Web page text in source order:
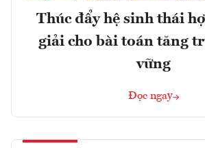
Thúc đẩy hệ sinh thái
giải cho bài toán tăng
vững
Đọc ngay